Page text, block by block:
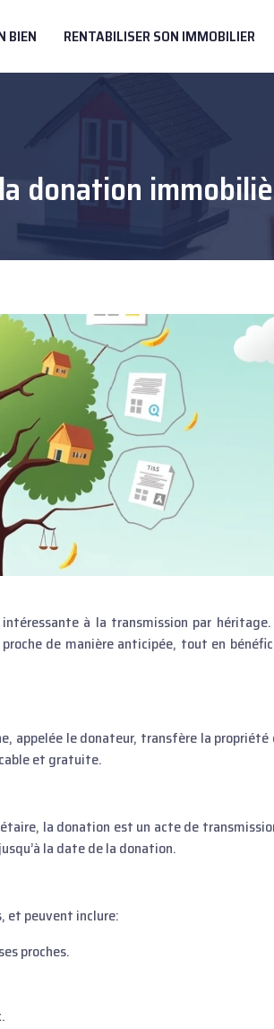
BIEN RENTABILISER SON IMMOBILIER
donation
de manière anticipée, tout en
appelée le donateur, transfère la propriété
et gratuite.
la donation est un acte de
la date de la donation.
et peuvent inclure:
proches.